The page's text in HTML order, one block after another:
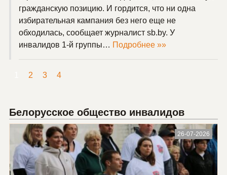
гражданскую позицию. И гордится, что ни одна
избирательная кампания без него еще не
обходилась, сообщает журналист sb.by. У
инвалидов 1-й группы… Подробнее »»
2 3 4
Белорусское общество инвалидов
26-07-2026